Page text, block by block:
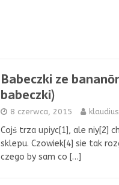
Babeczki ze
babeczki)
8 czerwca, 2015
Cojś trza upiyc[1], ale niy[2]
sklepu. Czowiek[4] sie tak
czego by sam co […]